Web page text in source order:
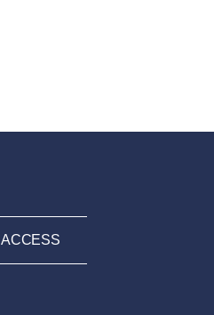
ACCESS